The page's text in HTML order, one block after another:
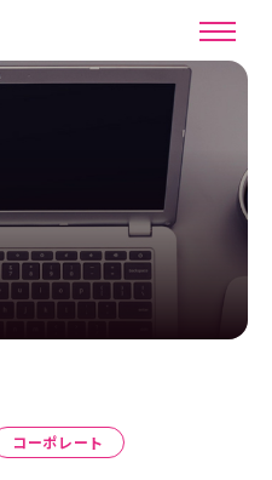
コーポレート